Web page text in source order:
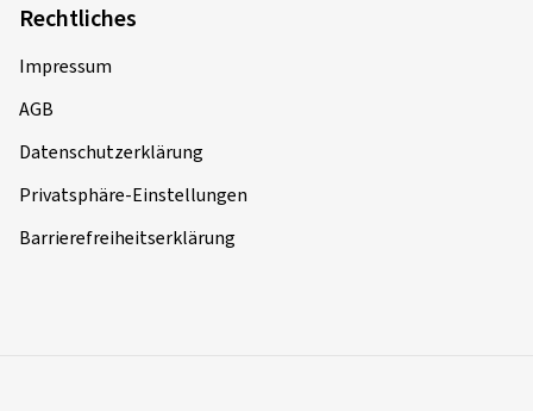
Rechtliches
Impressum
AGB
Datenschutzerklärung
Privatsphäre-Einstellungen
Barrierefreiheitserklärung